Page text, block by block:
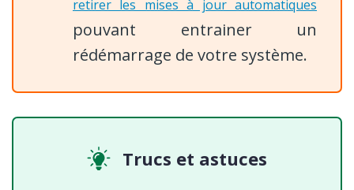
retirer les mises à jour automatiques
pouvant entrainer un
rédémarrage de votre système.
Trucs et astuces